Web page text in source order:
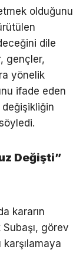
olduğunu
dile
gençler,
yönelik
ifade eden
Değişti”
kararın
görev
karşılamaya